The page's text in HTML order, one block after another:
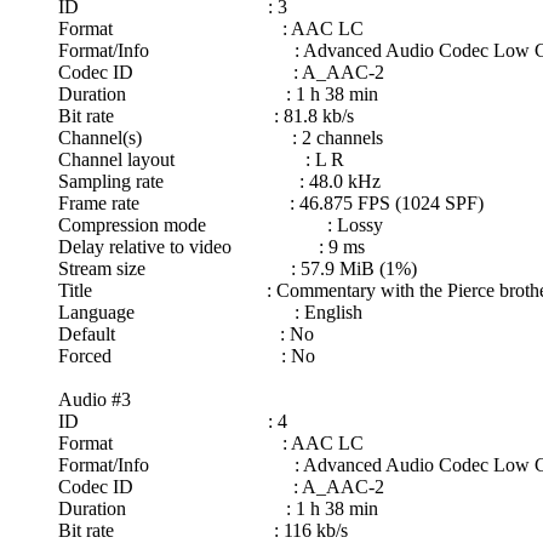
ID : 3
Format : AAC LC
Format/Info : Advanced Audio Codec Low
Codec ID : A_AAC-2
Duration : 1 h 38 min
Bit rate : 81.8 kb/s
Channel(s) : 2 channels
Channel layout : L R
Sampling rate : 48.0 kHz
Frame rate : 46.875 FPS (1024 SPF)
Compression mode : Lossy
Delay relative to video : 9 ms
Stream size : 57.9 MiB (1%)
Title : Commentary with the Pierce
Language : English
Default : No
Forced : No
Audio #3
ID : 4
Format : AAC LC
Format/Info : Advanced Audio Codec Low
Codec ID : A_AAC-2
Duration : 1 h 38 min
Bit rate : 116 kb/s